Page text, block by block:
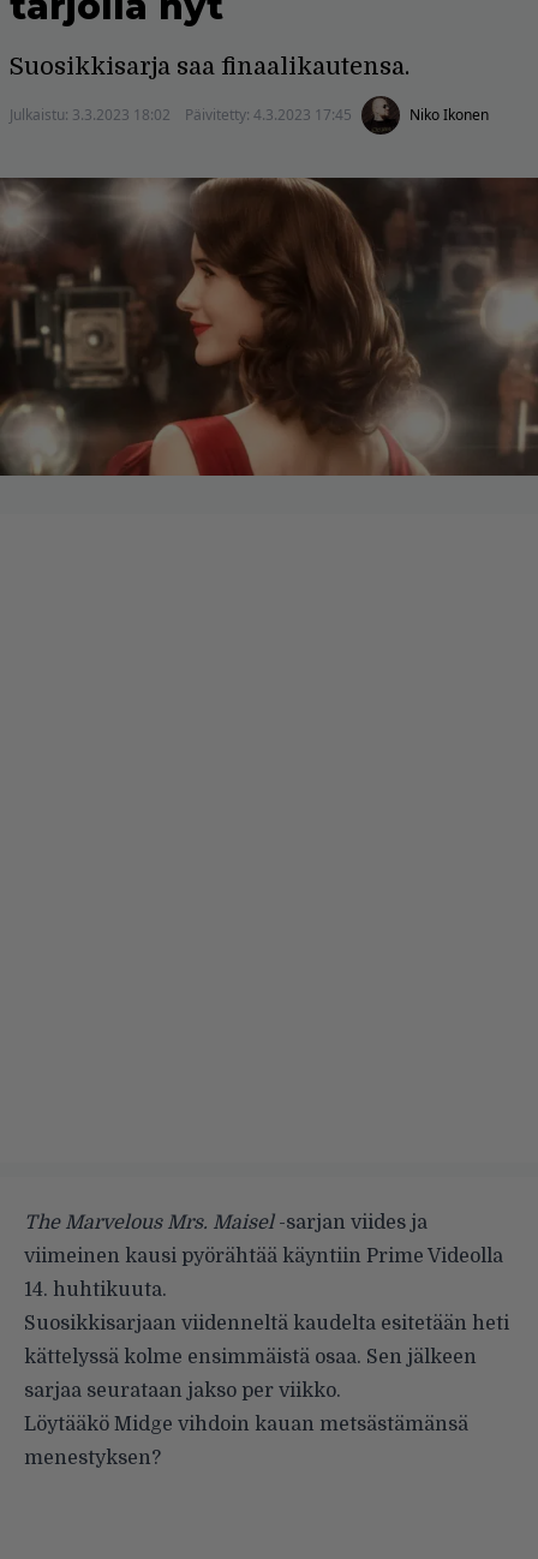
Suosikkisarja saa finaalikautensa.
Julkaistu: 3.3.2023 18:02 Päivitetty: 4.3.2023 17:45 Niko Ikonen
The Marvelous Mrs. Maisel-sarjan viides ja
viimeinen kausi pyörähtää käyntiin Prime Videolla
14. huhtikuuta.
Suosikkisarjaan viidenneltä kaudelta esitetään heti
kättelyssä kolme ensimmäistä osaa. Sen jälkeen
sarjaa seurataan jakso per viikko.
Löytääkö Midge vihdoin kauan metsästämänsä
menestyksen?